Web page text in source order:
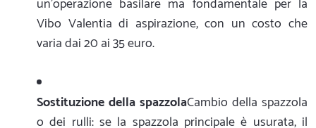
Vibo Valentia di aspirazione, con un costo che
varia dai 20 ai 35 euro.
Sostituzione della spazzolaCambio della spazzola
o dei rulli: se la spazzola principale è usurata, il